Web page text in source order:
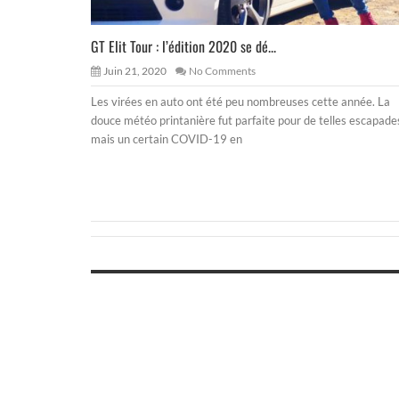
GT Elit Tour : l’édition 2020 se dé...
Juin 21, 2020 No Comments
Les virées en auto ont été peu nombreuses cette année. La
douce météo printanière fut parfaite pour de telles
mais un certain COVID-19 en